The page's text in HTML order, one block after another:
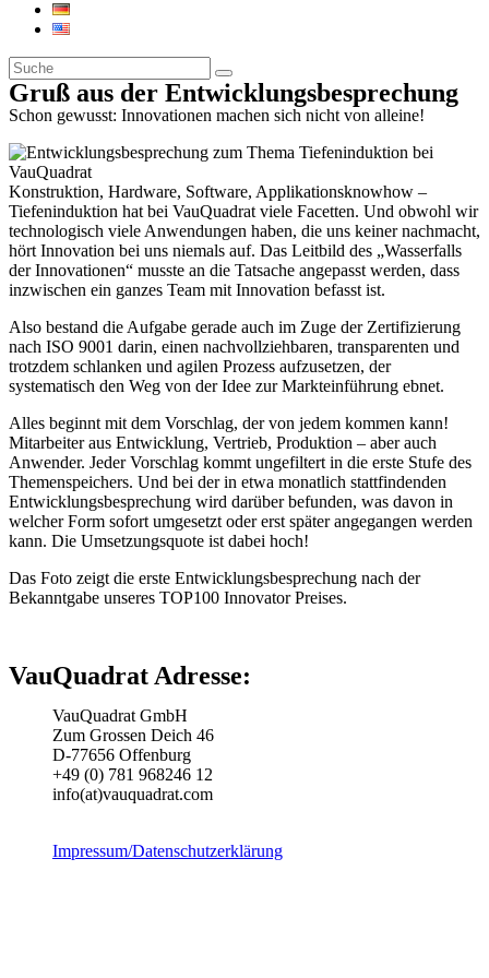
Gruß aus der Entwicklungsbesprechung
Schon gewusst: Innovationen machen sich nicht von alleine!
Konstruktion, Hardware, Software, Applikationsknowhow –
Tiefeninduktion hat bei VauQuadrat viele Facetten. Und obwohl wir
technologisch viele Anwendungen haben, die uns keiner nachmacht,
hört Innovation bei uns niemals auf. Das Leitbild des „Wasserfalls
der Innovationen“ musste an die Tatsache angepasst werden, dass
inzwischen ein ganzes Team mit Innovation befasst ist.
Also bestand die Aufgabe gerade auch im Zuge der Zertifizierung
nach ISO 9001 darin, einen nachvollziehbaren, transparenten und
trotzdem schlanken und agilen Prozess aufzusetzen, der
systematisch den Weg von der Idee zur Markteinführung ebnet.
Alles beginnt mit dem Vorschlag, der von jedem kommen kann!
Mitarbeiter aus Entwicklung, Vertrieb, Produktion – aber auch
Anwender. Jeder Vorschlag kommt ungefiltert in die erste Stufe des
Themenspeichers. Und bei der in etwa monatlich stattfindenden
Entwicklungsbesprechung wird darüber befunden, was davon in
welcher Form sofort umgesetzt oder erst später angegangen werden
kann. Die Umsetzungsquote ist dabei hoch!
Das Foto zeigt die erste Entwicklungsbesprechung nach der
Bekanntgabe unseres TOP100 Innovator Preises.
VauQuadrat Adresse:
VauQuadrat GmbH
Zum Grossen Deich 46
D-77656 Offenburg
+49 (0) 781 968246 12
info(at)vauquadrat.com
Impressum/Datenschutzerklärung